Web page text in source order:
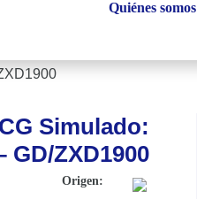
Quiénes somos
Simulado:
GD/ZXD1900
Origen: